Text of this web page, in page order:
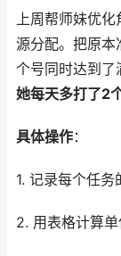
上周帮师妹优
源分配。把原本
个号同时达到了
她每天多打了2
具体操作：
1. 记录每个任务
2. 用表格计算